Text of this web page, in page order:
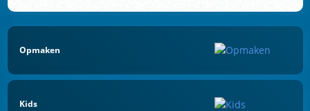
Opmaken
Kids